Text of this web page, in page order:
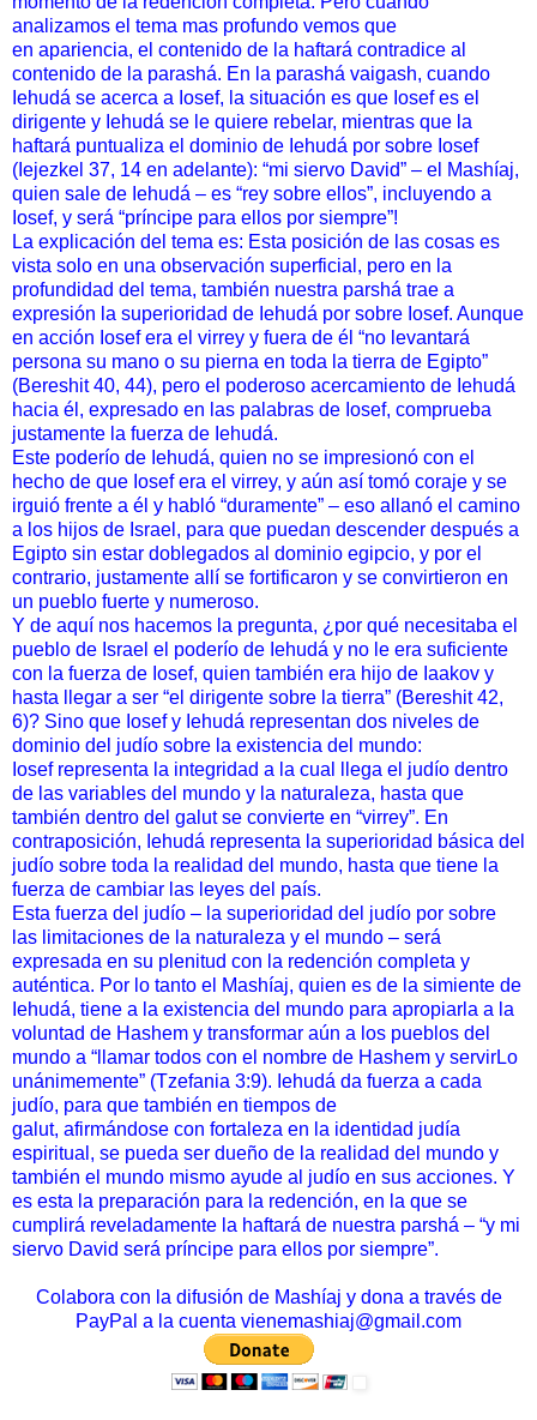
analizamos el tema mas profundo vemos que
en apariencia, el contenido de la haftará contradice al
contenido de la parashá. En la parashá vaigash, cuando
Iehudá se acerca a Iosef, la situación es que Iosef es el
dirigente y Iehudá se le quiere rebelar, mientras que la
haftará puntualiza el dominio de Iehudá por sobre Iosef
(Iejezkel 37, 14 en adelante): “mi siervo David” – el Mashíaj,
quien sale de Iehudá – es “rey sobre ellos”, incluyendo a
Iosef, y será “príncipe para ellos por siempre”!
La explicación del tema es: Esta posición de las cosas es
vista solo en una observación superficial, pero en la
profundidad del tema, también nuestra parshá trae a
expresión la superioridad de Iehudá por sobre Iosef. Aunque
en acción Iosef era el virrey y fuera de él “no levantará
persona su mano o su pierna en toda la tierra de Egipto”
(Bereshit 40, 44), pero el poderoso acercamiento de Iehudá
hacia él, expresado en las palabras de Iosef, comprueba
justamente la fuerza de Iehudá.
Este poderío de Iehudá, quien no se impresionó con el
hecho de que Iosef era el virrey, y aún así tomó coraje y se
irguió frente a él y habló “duramente” – eso allanó el camino
a los hijos de Israel, para que puedan descender después a
Egipto sin estar doblegados al dominio egipcio, y por el
contrario, justamente allí se fortificaron y se convirtieron en
un pueblo fuerte y numeroso.
Y de aquí nos hacemos la pregunta, ¿por qué necesitaba el
pueblo de Israel el poderío de Iehudá y no le era suficiente
con la fuerza de Iosef, quien también era hijo de Iaakov y
hasta llegar a ser “el dirigente sobre la tierra” (Bereshit 42,
6)? Sino que Iosef y Iehudá representan dos niveles de
dominio del judío sobre la existencia del mundo:
Iosef representa la integridad a la cual llega el judío dentro
de las variables del mundo y la naturaleza, hasta que
también dentro del galut se convierte en “virrey”. En
contraposición, Iehudá representa la superioridad básica del
judío sobre toda la realidad del mundo, hasta que tiene la
fuerza de cambiar las leyes del país.
Esta fuerza del judío – la superioridad del judío por sobre
las limitaciones de la naturaleza y el mundo – será
expresada en su plenitud con la redención completa y
auténtica. Por lo tanto el Mashíaj, quien es de la simiente de
Iehudá, tiene a la existencia del mundo para apropiarla a la
voluntad de Hashem y transformar aún a los pueblos del
mundo a “llamar todos con el nombre de Hashem y servirLo
unánimemente” (Tzefania 3:9). Iehudá da fuerza a cada
judío, para que también en tiempos de
galut, afirmándose con fortaleza en la identidad judía
espiritual, se pueda ser dueño de la realidad del mundo y
también el mundo mismo ayude al judío en sus acciones. Y
es esta la preparación para la redención, en la que se
cumplirá reveladamente la haftará de nuestra parshá – “y mi
siervo David será príncipe para ellos por siempre”.
Colabora con la difusión de Mashíaj y dona a través de
PayPal a la cuenta vienemashiaj@gmail.com